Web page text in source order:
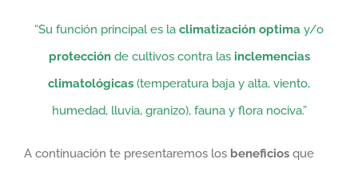
“Su función principal es la climatización optima y/o
protecciónde cultivos contra las inclemencias
climatológicas (temperatura baja y alta, viento,
humedad, lluvia, granizo), fauna y flora nociva.”
A continuación te presentaremos los beneficios que